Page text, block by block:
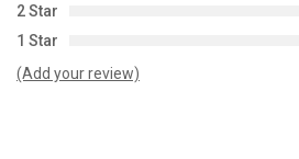
2 Star
1 Star
(Add your review)